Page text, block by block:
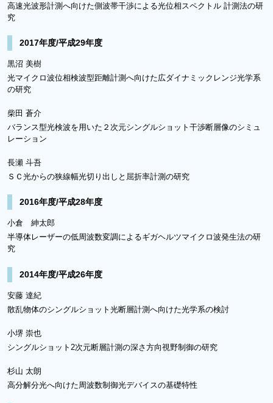
高速光波形計測へ向けた側波帯干渉による光位相スペクトル 計測法の研
究
2017年度/平成29年度
黒沼 美樹
光マイクロ波位相検波型距離計測へ向けた広ダイナミックレンジ光学系
の研究
柴田 蒼介
バランス型光検波を用いた２次元シングルショット干渉断層像のシミュ
レーション
長瀬 斗吾
ＳＣ光からの狭線幅光切り出しと屈折率計測の研究
2016年度/平成28年度
小倉 紳太郎
半導体レーザーの低周波数変調によるギガヘルツマイクロ波発生法の研
究
2014年度/平成26年度
安藤 達紀
散乱物体のシングルショット光断層計測へ向けた光学系の検討
小堺 崇也
シングルショット2次元断層計測の深さ方向視野制御の研究
杉山 太朗
高分解分光へ向けた周波数制御光デバイスの基礎特性